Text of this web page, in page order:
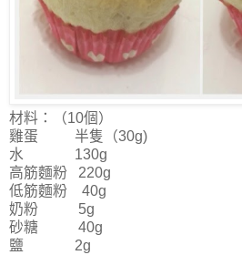
材料：（10個）
雞蛋 半隻（30g)
水 130g
高筋麵粉 220g
低筋麵粉 40g
奶粉 5g
砂糖 40g
鹽 2g